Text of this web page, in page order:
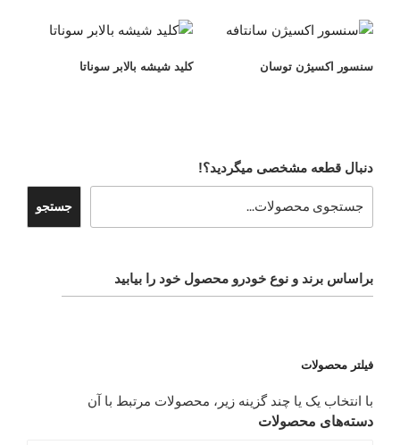
سنسور اکسیژن توسان کلید شیشه بالابر سوناتا
دنبال قطعه مشخصی میگردید؟!
جستجو
براساس برند و نوع خودرو محصول خود را بیابید
فیلتر محصولات
با انتخاب یک یا چند گزینه زیر، محصولات مرتبط با آن
دسته‌های محصولات